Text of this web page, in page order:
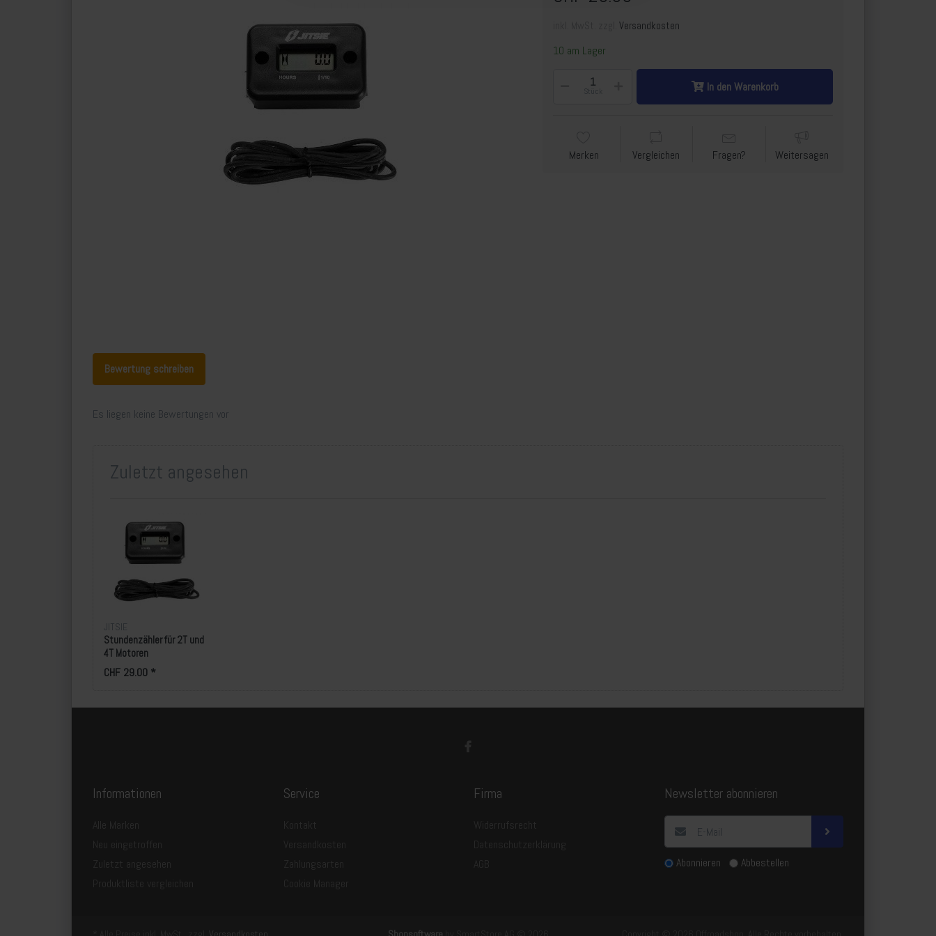
inkl. MwSt. zzgl.Versandkosten
10 am Lager
Stück In den Warenkorb
Merken Vergleichen Fragen? Weitersagen
Bewertung schreiben
Es liegen keine Bewertungen vor
Zuletzt angesehen
JITSIE
Stundenzähler für 2T und
4T Motoren
CHF 29.00 *
Informationen Service Firma Newsletter abonnieren
Abonnieren Abbestellen